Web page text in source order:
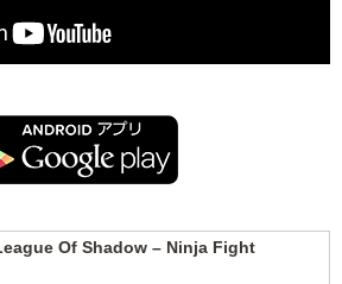
Of Shadow – Ninja Fight